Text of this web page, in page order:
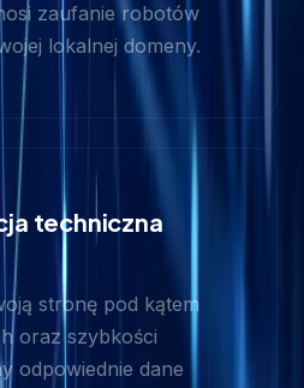
zaufanie robotów
lokalnej domeny.
techniczna
stronę pod kątem
oraz szybkości
odpowiednie dane